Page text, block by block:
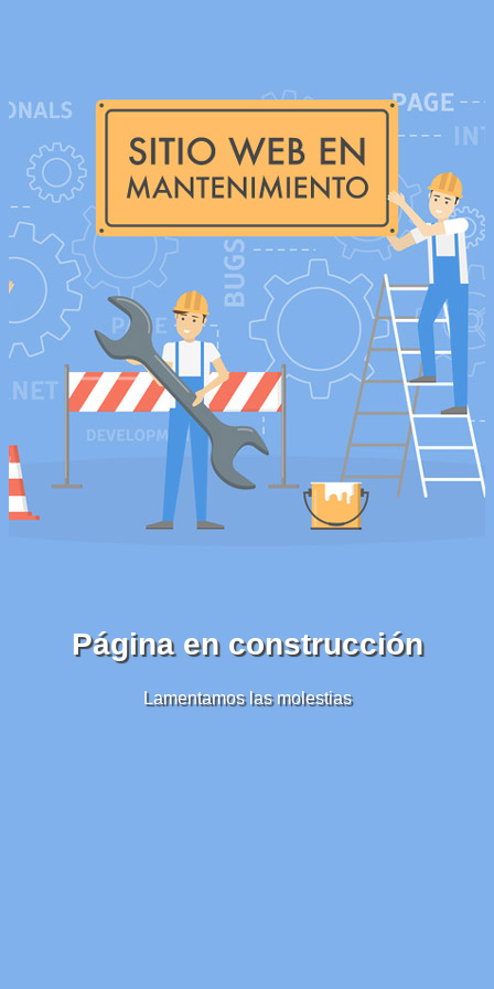
Página en construcción
Lamentamos las molestias